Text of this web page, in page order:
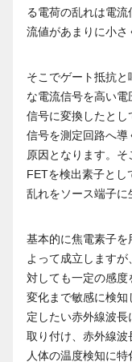
る電荷の乱れは電
流値があまりに小さ
そこでゲート抵抗
な電流信号を高い
信号に変換したと
信号を測定回路へ
原因となります。
FETを検出素子とし
乱れをソース端子に
基本的に焦電素子を
よって成立します
対しても一定の感
変化まで敏感に検知
定したい赤外線波
取り付け、赤外線
人体の温度検知に